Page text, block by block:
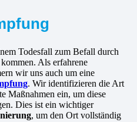
Todesfall zum Befall durch
Als erfahrene
wir uns auch um eine
. Wir identifizieren die Art
Maßnahmen ein, um diese
Dies ist ein wichtiger
, um den Ort vollständig